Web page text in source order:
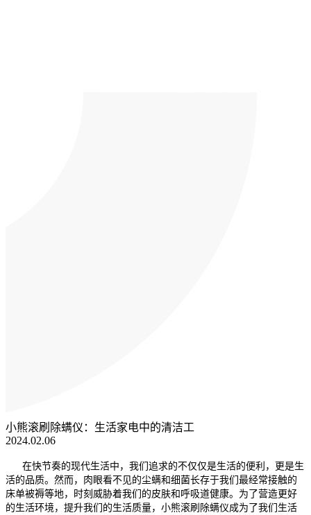
小熊滚刷除螨仪：生活家电中的清洁工
2024.02.06
在快节奏的现代生活中，我们追求的不仅仅是生活的便利，更是生
活的品质。然而，肉眼看不见的尘螨和细菌长存于我们最经常接触的
床单被褥等地，时刻威胁着我们的皮肤和呼吸道健康。为了营造更好
的生活环境， 提升我们的生活质量， 小熊滚刷除螨仪成为了我们生活